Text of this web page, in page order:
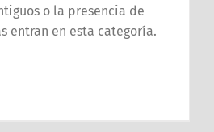
o la presencia de
entran en esta categoría.